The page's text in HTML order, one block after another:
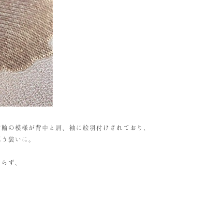
の模様が背中と肩、袖に絵羽付けされており、
装いに。
ず、